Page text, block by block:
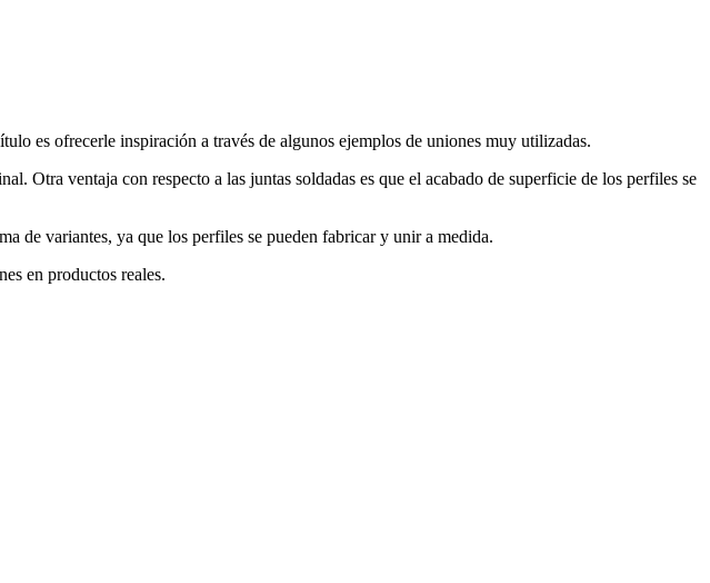
es ofrecerle inspiración a través de algunos ejemplos de uniones muy utilizadas.
Otra ventaja con respecto a las juntas soldadas es que el acabado de superficie de los perfiles se
de variantes, ya que los perfiles se pueden fabricar y unir a medida.
en productos reales.